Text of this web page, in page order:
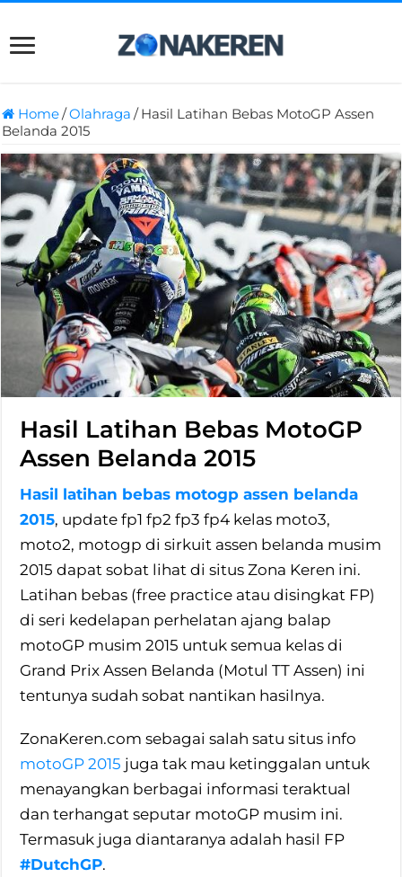
Home/Olahraga /Hasil Latihan Bebas MotoGP Assen
Belanda 2015
Hasil Latihan Bebas MotoGP
Assen Belanda 2015
Hasil latihan bebas motogp assen belanda
2015, update fp1 fp2 fp3 fp4 kelas moto3,
moto2, motogp di sirkuit assen belanda musim
2015 dapat sobat lihat di situs Zona Keren ini.
Latihan bebas (free practice atau disingkat FP)
di seri kedelapan perhelatan ajang balap
motoGP musim 2015 untuk semua kelas di
Grand Prix Assen Belanda (Motul TT Assen) ini
tentunya sudah sobat nantikan hasilnya.
ZonaKeren.com sebagai salah satu situs info
motoGP 2015 juga tak mau ketinggalan untuk
menayangkan berbagai informasi teraktual
dan terhangat seputar motoGP musim ini.
Termasuk juga diantaranya adalah hasil FP
#DutchGP.